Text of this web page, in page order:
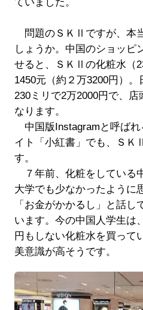
問題のＳＫⅡですが、本
しょうか。中国のショッピ
せると、ＳＫⅡの化粧水（
1450元（約２万3200円）
230ミリで2万2000円で、店
なります。
中国版Instagramと呼ばれ
イト「小紅書」でも、ＳＫ
す。
７年前、化粧をしている
大学でも少なかったように
「お金がかかるし」と話し
います。今の中国人学生は
円もしない化粧水を買って
美意識が高そうです。